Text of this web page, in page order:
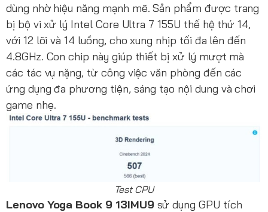
dùng nhờ hiệu năng mạnh mẽ. Sản phẩm được trang
bị bộ vi xử lý Intel Core Ultra 7 155U thế hệ thứ 14,
với 12 lõi và 14 luồng, cho xung nhịp tối đa lên đến
4.8GHz. Con chip này giúp thiết bị xử lý mượt mà
các tác vụ nặng, từ công việc văn phòng đến các
ứng dụng đa phương tiện, sáng tạo nội dung và chơi
game nhẹ.
Test CPU
Lenovo Yoga Book 9 13IMU9 sử dụng GPU tích